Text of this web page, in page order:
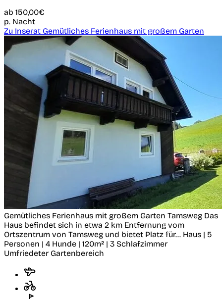
ab 150,00€
p. Nacht
Zu Inserat Gemütliches Ferienhaus mit großem Garten
Gemütliches Ferienhaus mit großem Garten Tamsweg Das
Haus befindet sich in etwa 2 km Entfernung vom
Ortszentrum von Tamsweg und bietet Platz für... Haus | 5
Personen | 4 Hunde | 120m² | 3 Schlafzimmer
Umfriedeter Gartenbereich